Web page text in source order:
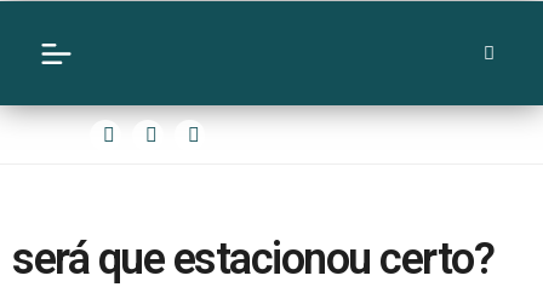
será que estacionou certo?